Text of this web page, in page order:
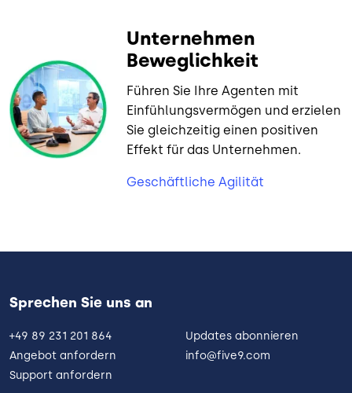
Unternehmen
Beweglichkeit
Führen Sie Ihre Agenten mit
Einfühlungsvermögen und erzielen
Sie gleichzeitig einen positiven
Effekt für das Unternehmen.
Geschäftliche Agilität
Sprechen Sie uns an
+49 89 231 201 864
Angebot anfordern
Support anfordern
Updates abonnieren
info@five9.com